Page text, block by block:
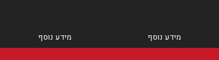
מידע נוסף מידע נוסף